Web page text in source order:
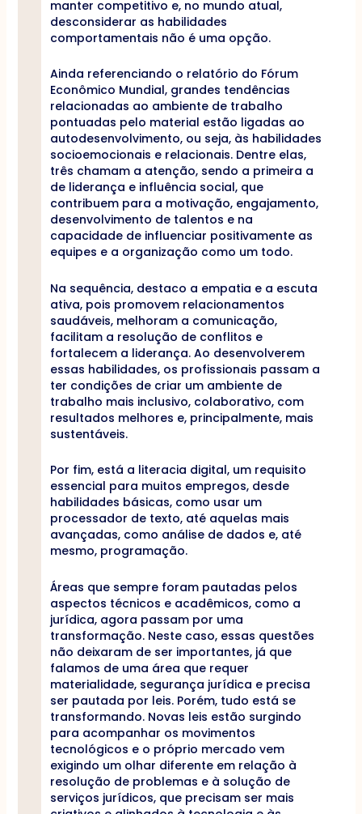
manter competitivo e, no mundo atual,
desconsiderar as habilidades
comportamentais não é uma opção.
Ainda referenciando o relatório do Fórum
Econômico Mundial, grandes tendências
relacionadas ao ambiente de trabalho
pontuadas pelo material estão ligadas ao
autodesenvolvimento, ou seja, às habilidades
socioemocionais e relacionais. Dentre elas,
três chamam a atenção, sendo a primeira a
de liderança e influência social, que
contribuem para a motivação, engajamento,
desenvolvimento de talentos e na
capacidade de influenciar positivamente as
equipes e a organização como um todo.
Na sequência, destaco a empatia e a escuta
ativa, pois promovem relacionamentos
saudáveis, melhoram a comunicação,
facilitam a resolução de conflitos e
fortalecem a liderança. Ao desenvolverem
essas habilidades, os profissionais passam a
ter condições de criar um ambiente de
trabalho mais inclusivo, colaborativo, com
resultados melhores e, principalmente, mais
sustentáveis.
Por fim, está a literacia digital, um requisito
essencial para muitos empregos, desde
habilidades básicas, como usar um
processador de texto, até aquelas mais
avançadas, como análise de dados e, até
mesmo, programação.
Áreas que sempre foram pautadas pelos
aspectos técnicos e acadêmicos, como a
jurídica, agora passam por uma
transformação. Neste caso, essas questões
não deixaram de ser importantes, já que
falamos de uma área que requer
materialidade, segurança jurídica e precisa
ser pautada por leis. Porém, tudo está se
transformando. Novas leis estão surgindo
para acompanhar os movimentos
tecnológicos e o próprio mercado vem
exigindo um olhar diferente em relação à
resolução de problemas e à solução de
serviços jurídicos, que precisam ser mais